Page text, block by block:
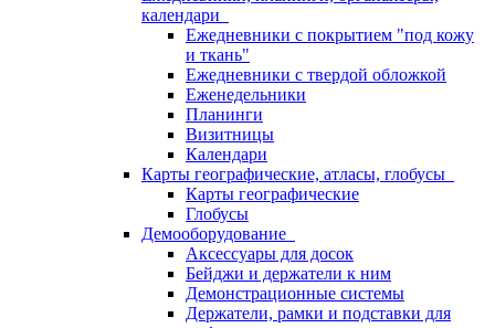
календари
Ежедневники с покрытием "под кожу
и ткань"
Ежедневники с твердой обложкой
Еженедельники
Планинги
Визитницы
Календари
Карты географические, атласы, глобусы
Карты географические
Глобусы
Демооборудование
Аксессуары для досок
Бейджи и держатели к ним
Демонстрационные системы
Держатели, рамки и подставки для